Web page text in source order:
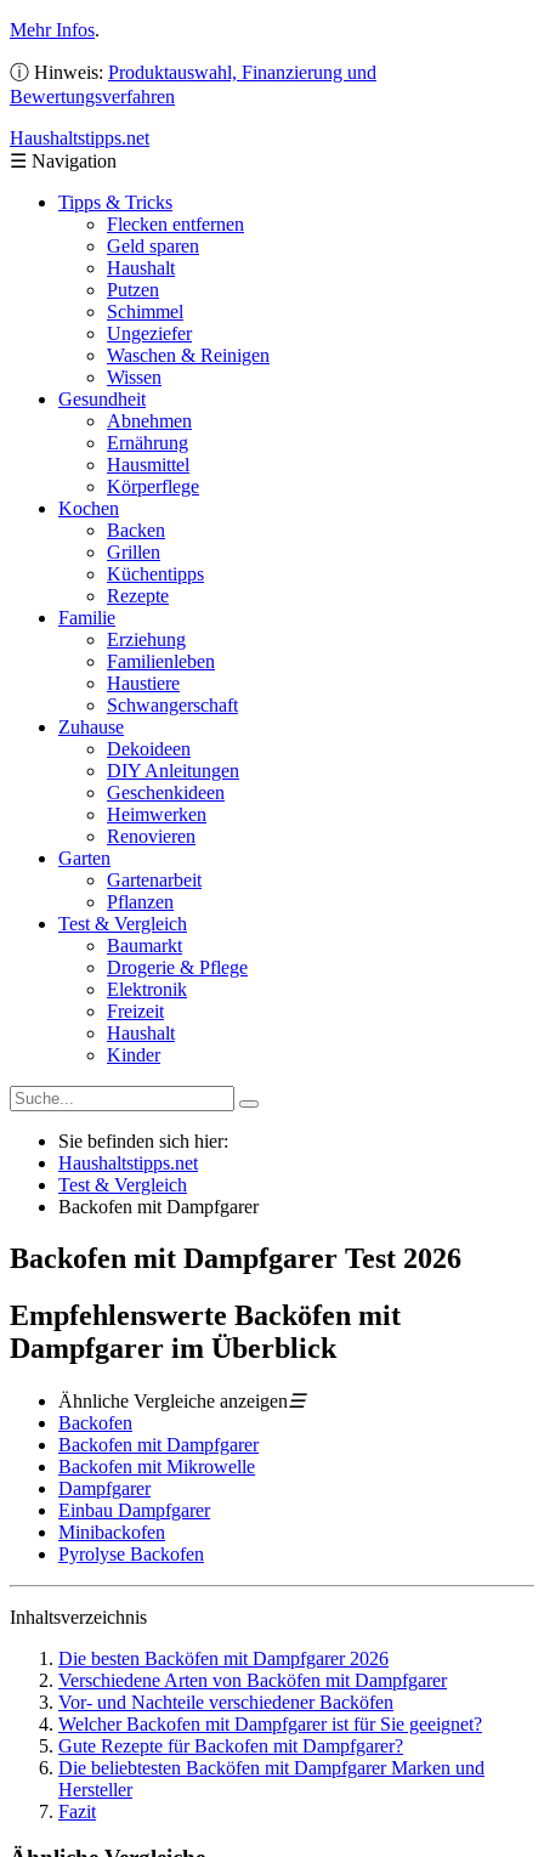
Mehr Infos.
ⓘ Hinweis: Produktauswahl, Finanzierung und
Bewertungsverfahren
Haushaltstipps.net
☰ Navigation
Tipps & Tricks
Flecken entfernen
Geld sparen
Haushalt
Putzen
Schimmel
Ungeziefer
Waschen & Reinigen
Wissen
Gesundheit
Abnehmen
Ernährung
Hausmittel
Körperflege
Kochen
Backen
Grillen
Küchentipps
Rezepte
Familie
Erziehung
Familienleben
Haustiere
Schwangerschaft
Zuhause
Dekoideen
DIY Anleitungen
Geschenkideen
Heimwerken
Renovieren
Garten
Gartenarbeit
Pflanzen
Test & Vergleich
Baumarkt
Drogerie & Pflege
Elektronik
Freizeit
Haushalt
Kinder
Sie befinden sich hier:
Haushaltstipps.net
Test & Vergleich
Backofen mit Dampfgarer
Backofen mit Dampfgarer Test 2026
Empfehlenswerte Backöfen mit
Dampfgarer im Überblick
Ähnliche Vergleiche anzeigen☰
Backofen
Backofen mit Dampfgarer
Backofen mit Mikrowelle
Dampfgarer
Einbau Dampfgarer
Minibackofen
Pyrolyse Backofen
Inhaltsverzeichnis
Die besten Backöfen mit Dampfgarer 2026
Verschiedene Arten von Backöfen mit Dampfgarer
Vor- und Nachteile verschiedener Backöfen
Welcher Backofen mit Dampfgarer ist für Sie geeignet?
Gute Rezepte für Backofen mit Dampfgarer?
Die beliebtesten Backöfen mit Dampfgarer Marken und
Hersteller
Fazit